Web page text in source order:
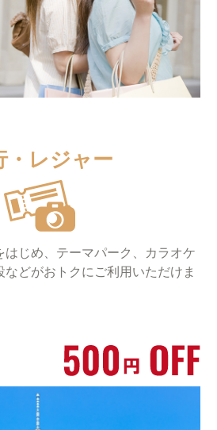
・レジャー
はじめ、テーマパーク、カラオケ
どがおトクにご利用いただけま